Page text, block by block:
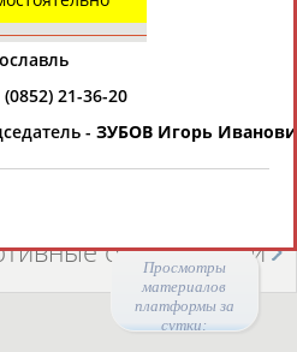
Просмотры
материалов
платформы за
сутки:
организации
организации
21-36-20
- ЗУБОВ Игорь